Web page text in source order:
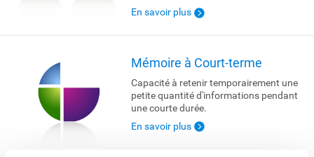
En savoir plus
Mémoire à Court-terme
Capacité à retenir temporairement une
petite quantité d'informations pendant
une courte durée.
En savoir plus